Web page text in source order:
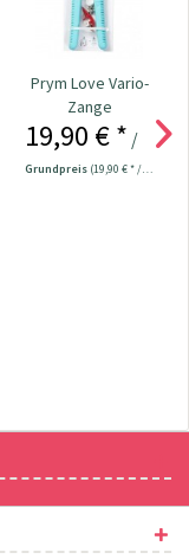
Prym Love Vario-
Zange
Loch-/Color
19,90 € * / Stück
Grundpreis (19,90 € * / 1 Stück)